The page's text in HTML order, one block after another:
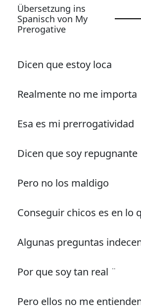
Übersetzung ins
Spanisch von My
Prerogative
Dicen que estoy loca
Realmente no me importa
Esa es mi prerrogatividad
Dicen que soy repugnante
Pero no los maldigo
Conseguir chicos es en lo
Algunas preguntas
Por que soy tan real ¨
Pero ellos no me